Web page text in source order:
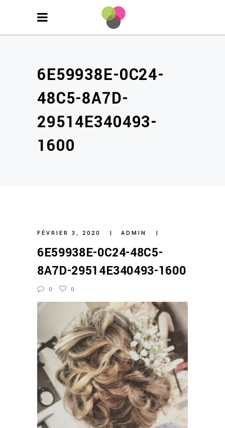
6E59938E-0C24-
48C5-8A7D-
29514E340493-
1600
FÉVRIER 3, 2020 ADMIN
6E59938E-0C24-48C5-
8A7D-29514E340493-1600
0 0